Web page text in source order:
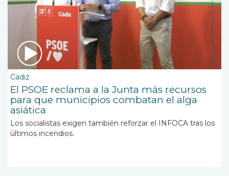
Cadiz
El PSOE reclama a la Junta más recursos
para que municipios combatan el alga
asiática
Los socialistas exigen también reforzar el INFOCA tras los
últimos incendios.